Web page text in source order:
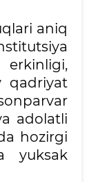
aniq
qadriyat
adolatli
hozirgi
yuksak